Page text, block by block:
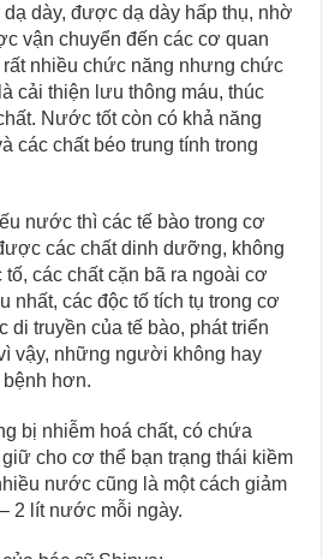
dày, được dạ dày hấp thụ, nhờ
vận chuyển đến các cơ quan
nhiều chức năng nhưng chức
cải thiện lưu thông máu, thúc
Nước tốt còn có khả năng
các chất béo trung tính trong
nước thì các tế bào trong cơ
các chất dinh dưỡng, không
các chất cặn bã ra ngoài cơ
nhất, các độc tố tích tụ trong cơ
di truyền của tế bào, phát triển
vậy, những người không hay
hơn.
bị nhiễm hoá chất, có chứa
cho cơ thể bạn trạng thái kiềm
nước cũng là một cách giảm
2 lít nước mỗi ngày.